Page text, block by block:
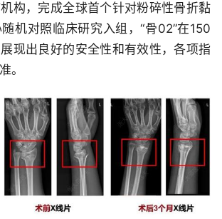
构，完成全球首个针对粉碎性骨折黏
机对照临床研究入组，“骨02”在150
现出良好的安全性和有效性，各项指
。